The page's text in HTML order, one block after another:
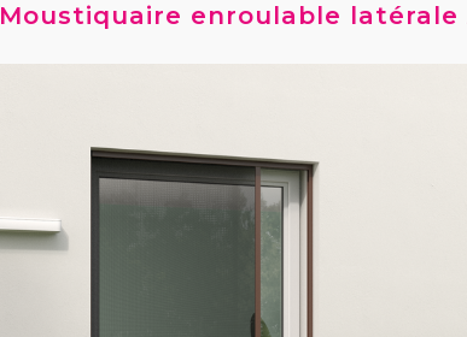
Moustiquaire enroulable